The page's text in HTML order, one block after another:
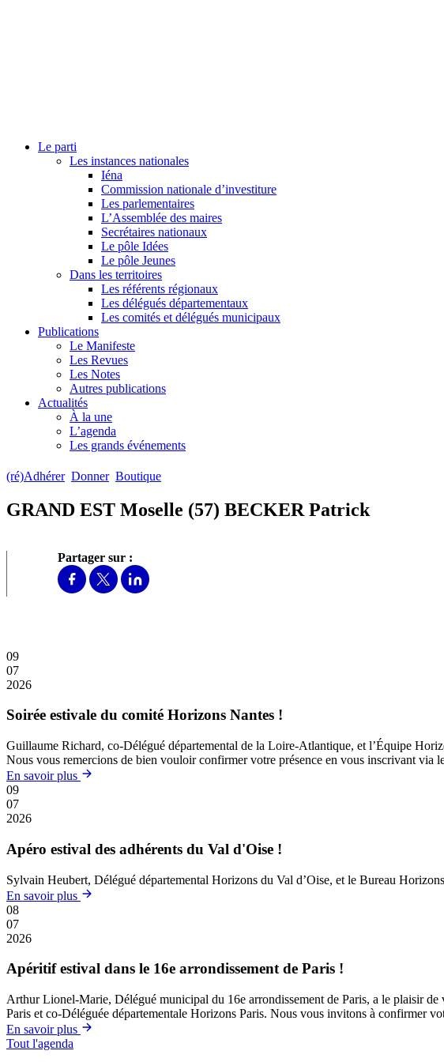
Le parti
Les instances nationales
Iéna
Commission nationale d’investiture
Les parlementaires
L’Assemblée des maires
Secrétaires nationaux
Le pôle Idées
Le pôle Jeunes
Dans les territoires
Les référents régionaux
Les délégués départementaux
Les comités et délégués municipaux
Publications
Le Manifeste
Les Revues
Les Notes
Autres publications
Actualités
À la une
L’agenda
Les grands événements
(ré)Adhérer Donner Boutique
GRAND EST Moselle (57) BECKER Patrick
Partager sur :
09
07
2026
Soirée estivale du comité Horizons Nantes !
Guillaume Richard, co-Délégué départemental de la Loire-Atlantique, et l’Équipe
Nous vous remercions de bien vouloir confirmer votre présence en vous inscrivant via
En savoir plus
09
07
2026
Apéro estival des adhérents du Val d'Oise !
Sylvain Heubert, Délégué départemental Horizons du Val d’Oise, et le Bureau
En savoir plus
08
07
2026
Apéritif estival dans le 16e arrondissement de Paris !
Arthur Lionel-Marie, Délégué municipal du 16e arrondissement de Paris, a le plaisir
Paris et co-Déléguée départementale Horizons Paris. Nous vous invitons à confirmer
En savoir plus
Tout l'agenda